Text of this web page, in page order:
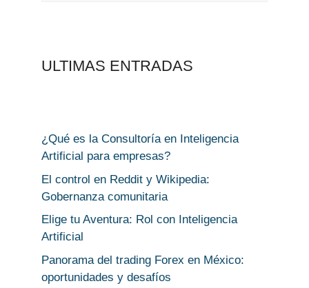
ULTIMAS ENTRADAS
¿Qué es la Consultoría en Inteligencia
Artificial para empresas?
El control en Reddit y Wikipedia:
Gobernanza comunitaria
Elige tu Aventura: Rol con Inteligencia
Artificial
Panorama del trading Forex en México:
oportunidades y desafíos